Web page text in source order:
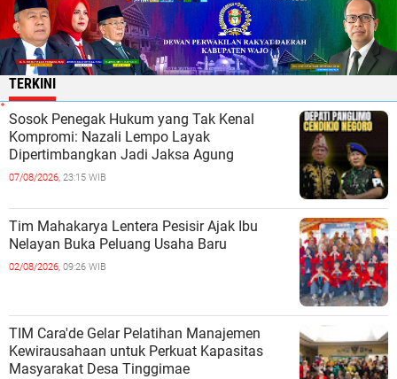
TERKINI
Sosok Penegak Hukum yang Tak Kenal
Kompromi: Nazali Lempo Layak
Dipertimbangkan Jadi Jaksa Agung
07/08/2026, 23:15 WIB
Tim Mahakarya Lentera Pesisir Ajak Ibu
Nelayan Buka Peluang Usaha Baru
02/08/2026, 09:26 WIB
TIM Cara'de Gelar Pelatihan Manajemen
Kewirausahaan untuk Perkuat Kapasitas
Masyarakat Desa Tinggimae